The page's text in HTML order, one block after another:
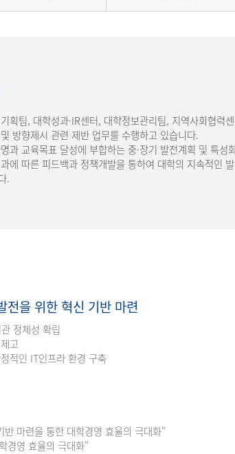
획팀, 대학성과·IR센터, 대학정보관리팀, 지역사회협
방향제시 관련 제반 업무를 수행하고 있습니다.
과 교육목표 달성에 부합하는 중·장기 발전계획 및 특
에 따른 피드백과 정책개발을 통하여 대학의 지속적인
.
전을 위한 혁신 기반 마련
정체성 확립
고
적인 IT인프라 환경 구축
마련을 통한 대학경영 효율의 극대화"
경영 효율의 극대화"